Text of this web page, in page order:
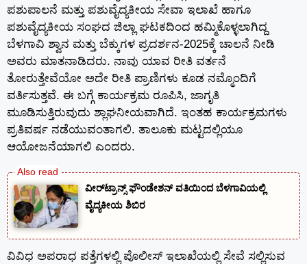
ಪಶುಪಾಲನೆ ಮತ್ತು ಪಶುವೈದ್ಯಕೀಯ ಸೇವಾ ಇಲಾಖೆ ಹಾಗೂ
ಪಶುವೈದ್ಯಕೀಯ ಸಂಘದ ಜಿಲ್ಲಾ ಘಟಕದಿಂದ ಹಮ್ಮಿಕೊಳ್ಳಲಾಗಿದ್ದ
ಬೆಳಗಾವಿ ಶ್ವಾನ ಮತ್ತು ಬೆಕ್ಕುಗಳ ಪ್ರದರ್ಶನ-2025ಕ್ಕೆ ಚಾಲನೆ ನೀಡಿ
ಅವರು ಮಾತನಾಡಿದರು. ನಾವು ಯಾವ ರೀತಿ ವರ್ತನೆ
ತೋರುತ್ತೇವೆಯೋ ಅದೇ ರೀತಿ ಪ್ರಾಣಿಗಳು ಕೂಡ ನಮ್ಮೊಂದಿಗೆ
ವರ್ತಿಸುತ್ತವೆ. ಈ ಬಗ್ಗೆ ಕಾರ್ಯಕ್ರಮ ರೂಪಿಸಿ, ಜಾಗೃತಿ
ಮೂಡಿಸುತ್ತಿರುವುದು ಶ್ಲಾಘನೀಯವಾಗಿದೆ. ಇಂತಹ ಕಾರ್ಯಕ್ರಮಗಳು
ಪ್ರತಿವರ್ಷ ನಡೆಯುವಂತಾಗಲಿ. ತಾಲೂಕು ಮಟ್ಟದಲ್ಲಿಯೂ
ಆಯೋಜನೆಯಾಗಲಿ ಎಂದರು.
ವೀರ್‌ಟ್ರಾನ್ಸ್ ಫೌಂಡೇಶನ್ ವತಿಯಿಂದ ಬೆಳಗಾವಿಯಲ್ಲಿ
ವೈದ್ಯಕೀಯ ಶಿಬಿರ
ವಿವಿಧ ಅಪರಾಧ ಪತ್ತೆಗಳಲ್ಲಿ ಪೊಲೀಸ್ ಇಲಾಖೆಯಲ್ಲಿ ಸೇವೆ ಸಲ್ಲಿಸುವ